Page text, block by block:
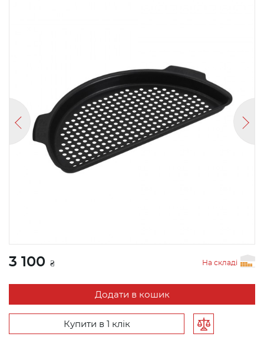
3 100 ₴ На складі
Додати в кошик
Купити в 1 клік